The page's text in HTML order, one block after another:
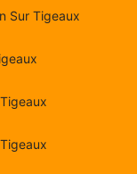
Sur Tigeaux